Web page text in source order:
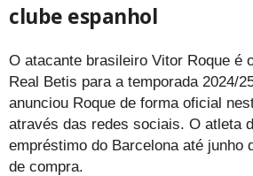
clube espanhol
O atacante brasileiro Vitor Roque é
Real Betis para a temporada 2024/
anunciou Roque de forma oficial
através das redes sociais. O atleta
empréstimo do Barcelona até junho
de compra.